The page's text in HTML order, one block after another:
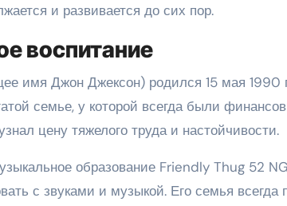
и развивается до сих пор.
воспитание
имя Джон Джексон) родился 15 мая 1990
семье, у которой всегда были
цену тяжелого труда и настойчивости.
образование Friendly Thug 52
с звуками и музыкой. Его семья всегда